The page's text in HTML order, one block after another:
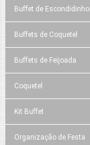
Buffet de Escondidinho
Buffets de Coquetel
Buffets de Feijoada
Coquetel
Kit Buffet
Organização de Festa